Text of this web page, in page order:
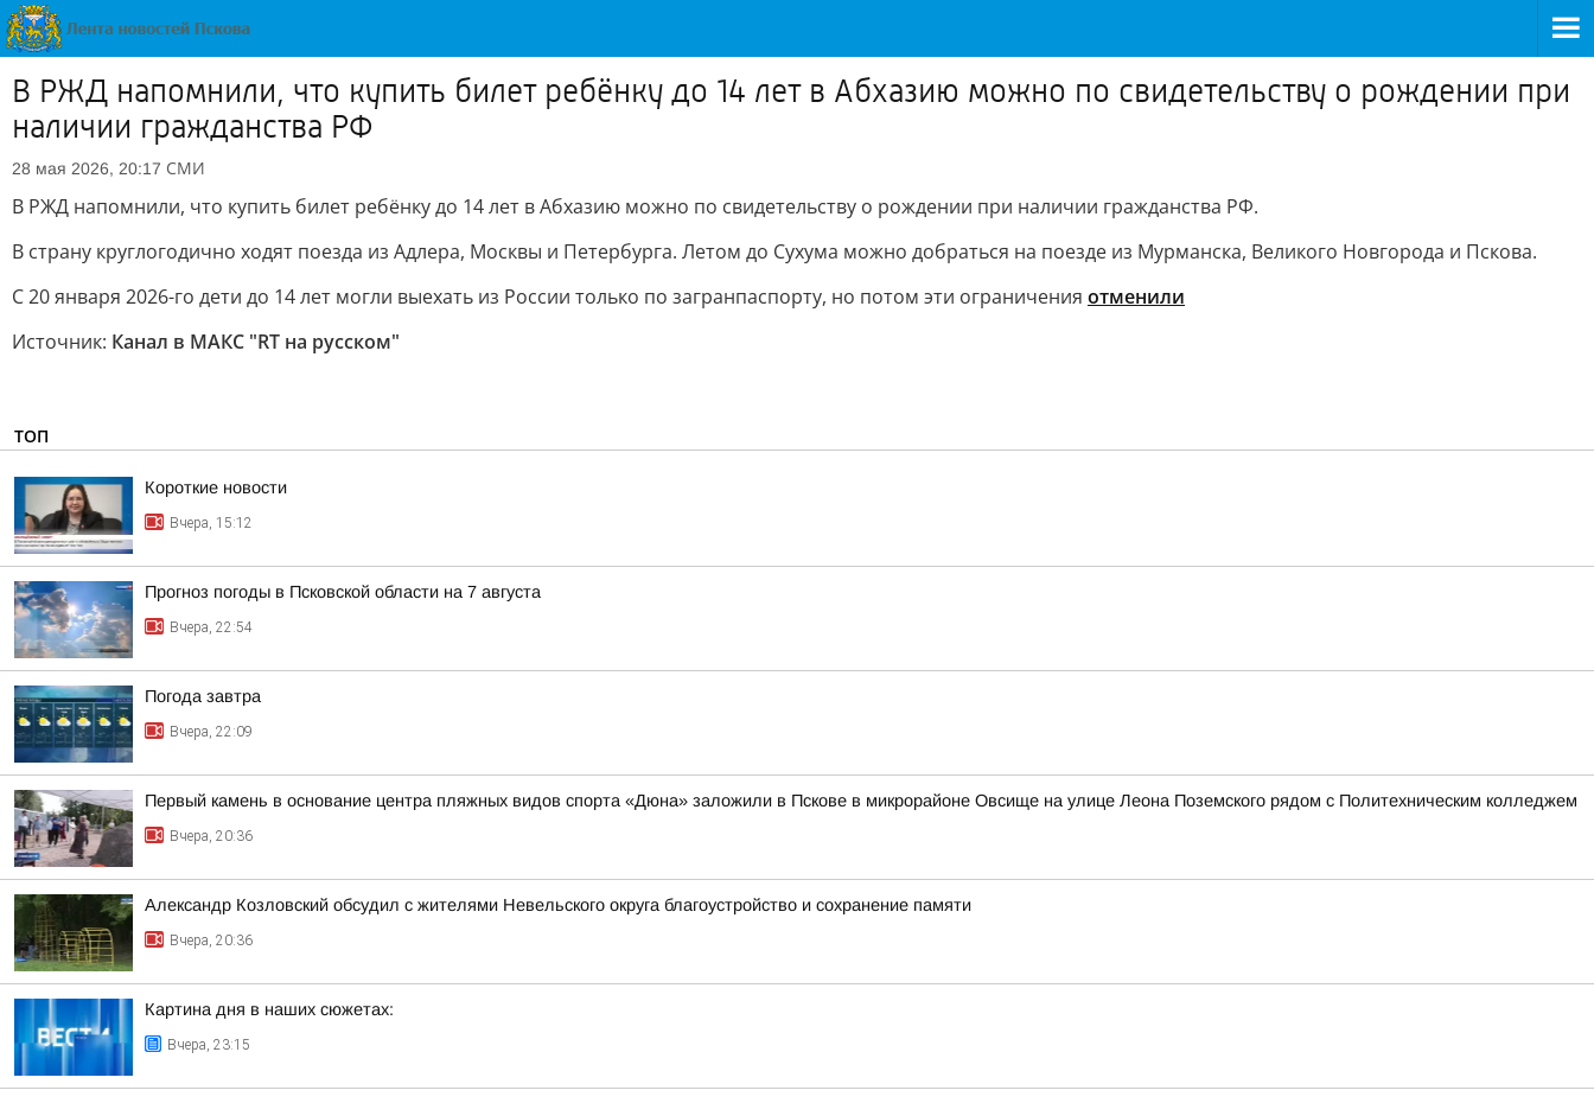
В РЖД напомнили, что купить билет ребёнку до 14 лет в Абхазию можно по свидетельству о рождении при
наличии гражданства РФ
28 мая 2026, 20:17 СМИ
В РЖД напомнили, что купить билет ребёнку до 14 лет в Абхазию можно по свидетельству о рождении при наличии гражданства РФ.
В страну круглогодично ходят поезда из Адлера, Москвы и Петербурга. Летом до Сухума можно добраться на поезде из Мурманска, Великого Новгорода и Пскова.
С 20 января 2026-го дети до 14 лет могли выехать из России только по загранпаспорту, но потом эти ограничения отменили
Источник: Канал в МАКС "RT на русском"
ТОП
Короткие новости
Вчера, 15:12
Прогноз погоды в Псковской области на 7 августа
Вчера, 22:54
Погода завтра
Вчера, 22:09
Первый камень в основание центра пляжных видов спорта «Дюна» заложили в Пскове в микрорайоне Овсище на улице Леона Поземского рядом с Политехническим колледжем
Вчера, 20:36
Александр Козловский обсудил с жителями Невельского округа благоустройство и сохранение памяти
Вчера, 20:36
Картина дня в наших сюжетах:
Вчера, 23:15